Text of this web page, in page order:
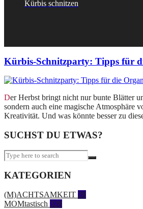
Kürbis schnitzen
Kürbis-Schnitzparty: Tipps für
Der Herbst bringt nicht nur bunte Blätter und kühle Luft mit sich,
sondern auch eine magische Atmosphäre
Kreativität. Und was könnte besser zu
SUCHST DU ETWAS?
KATEGORIEN
(M)ACHTSAMKEIT 28
MOMtastisch 328